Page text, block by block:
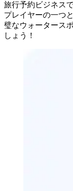
旅行予約ビジネス
プレイヤーの一つ
璧なウォータース
しょう！